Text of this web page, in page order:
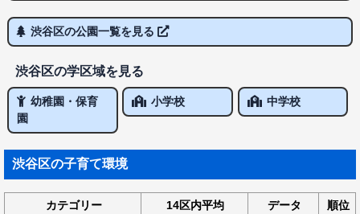
渋谷区の公園一覧を見る
渋谷区の学区域を見る
幼稚園・保育
園
小学校 中学校
渋谷区の子育て環境
カテゴリー 14区内平均 データ
順位